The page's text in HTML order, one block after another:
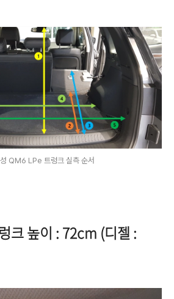
QM6 LPe 트렁크 실측 순서
크 높이 : 72cm (디젤 :